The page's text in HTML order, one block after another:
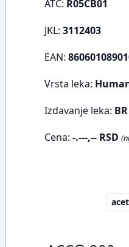
ATC: R05CB01
JKL: 3112403
EAN:
Vrsta leka:
Izdavanje leka: BR
Cena: -.---,-- RSD